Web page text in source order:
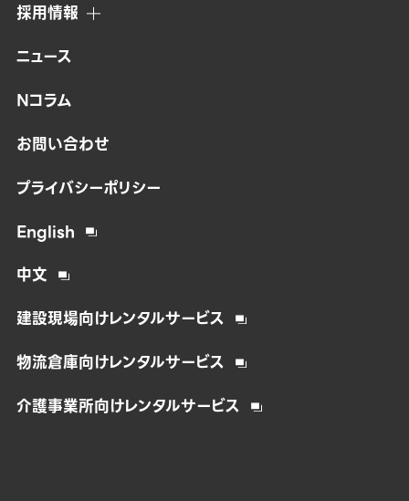
採用情報
ニュース
Nコラム
お問い合わせ
プライバシーポリシー
English
中文
建設現場向けレンタルサービス
物流倉庫向けレンタルサービス
介護事業所向けレンタルサービス